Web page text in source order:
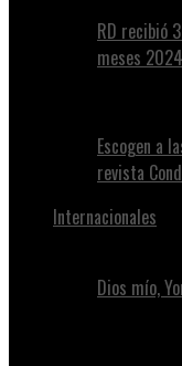
RD recibió
meses 2024
Escogen a
revista
Internacionales
Dios mío,